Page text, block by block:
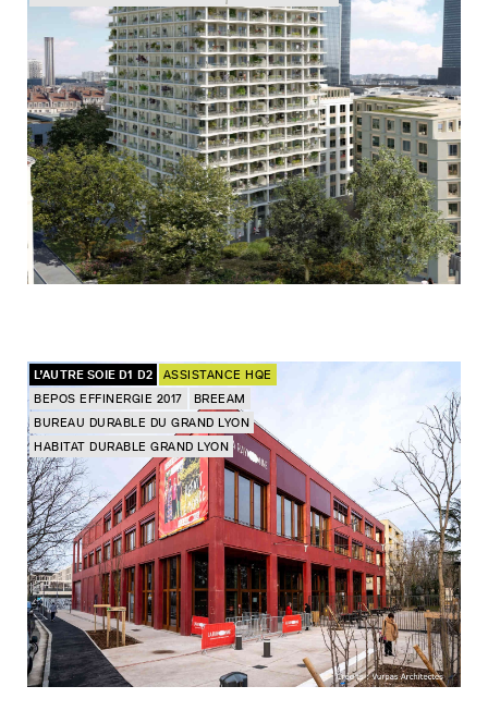
L’AUTRE SOIE D1 D2
ASSISTANCE HQE
BEPOS EFFINERGIE 2017
BREEAM
BUREAU DURABLE DU GRAND LYON
HABITAT DURABLE GRAND LYON